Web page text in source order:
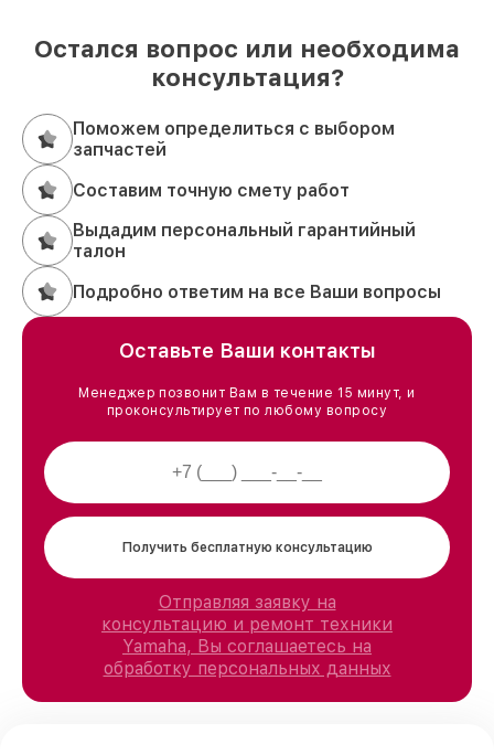
Остался вопрос или необходима
консультация?
Поможем определиться с выбором
запчастей
Составим точную смету работ
Выдадим персональный гарантийный
талон
Подробно ответим на все Ваши вопросы
Оставьте Ваши контакты
Менеджер позвонит Вам в течение 15 минут, и
проконсультирует по любому вопросу
Получить бесплатную консультацию
Отправляя заявку на
консультацию и ремонт техники
Yamaha, Вы соглашаетесь на
обработку персональных данных